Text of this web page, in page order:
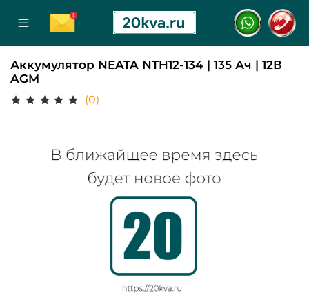
Аккумулятор NEATA NTH12-134 | 135 Ач | 12В
AGM
(0)